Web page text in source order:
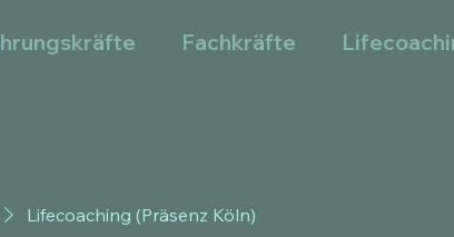
Fachkräfte
Lifecoaching (Präsenz Köln)